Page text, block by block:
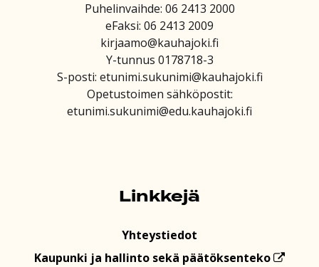
Puhelinvaihde: 06 2413 2000
eFaksi: 06 2413 2009
kirjaamo@kauhajoki.fi
Y-tunnus 0178718-3
S-posti: etunimi.sukunimi@kauhajoki.fi
Opetustoimen sähköpostit:
etunimi.sukunimi@edu.kauhajoki.fi
Linkkejä
Yhteystiedot
Kaupunki ja hallinto sekä päätöksenteko